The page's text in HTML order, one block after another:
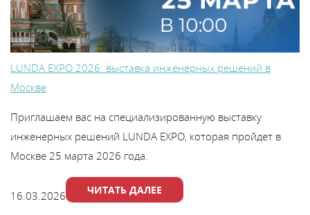
Каталог
Найти
монтажника
Сотрудничество
LUNDA EXPO 2026: выставка инженерных решений в
Москве
Приглашаем вас на специализированную выставку
инженерных решений LUNDA EXPO, которая пройдет в
Москве 25 марта 2026 года.
16.03.2026 ЧИТАТЬ ДАЛЕЕ